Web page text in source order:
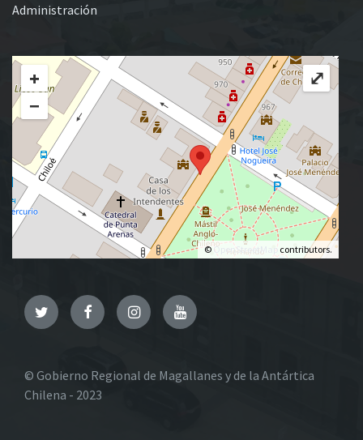
Administración
+
−
© OpenStreetMap contributors.
⤢
TwitterFacebookInstagramYouTube
© Gobierno Regional de Magallanes y de la Antártica
Chilena - 2023